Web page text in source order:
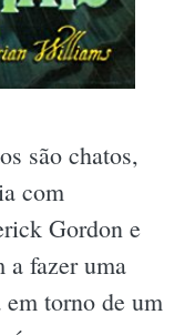
são chatos,
com
Gordon e
fazer uma
torno de um